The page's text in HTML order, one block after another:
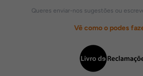
Queres enviar-nos sugestões ou
Vê como o podes